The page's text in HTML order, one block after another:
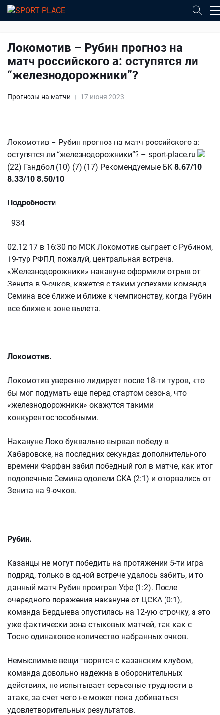
Локомотив – Рубин прогноз на
матч российского а: оступятся ли
“железнодорожники”?
Прогнозы на матчи 17 июня 2023
Локомотив – Рубин прогноз на матч российского а:
оступятся ли “железнодорожники”? – sport-place.ru
(22) Гандбол (10) (7) (17) Рекомендуемые БК 8.67/10
8.33/10 8.50/10
Подробности
934
02.12.17 в 16:30 по МСК Локомотив сыграет с Рубином,
19-тур РФПЛ, пожалуй, центральная встреча.
«Железнодорожники» накануне оформили отрыв от
Зенита в 9-очков, кажется с таким успехами команда
Семина все ближе и ближе к чемпионству, когда Рубин
все ближе к зоне вылета.
Локомотив.
Локомотив уверенно лидирует после 18-ти туров, кто
бы мог подумать еще перед стартом сезона, что
«железнодорожники» окажутся такими
конкурентоспособными.
Накануне Локо буквально вырвал победу в
Хабаровске, на последних секундах дополнительного
времени Фарфан забил победный гол в матче, как итог
подопечные Семина одолели СКА (2:1) и оторвались от
Зенита на 9-очков.
Рубин.
Казанцы не могут победить на протяжении 5-ти игра
подряд, только в одной встрече удалось забить, и то
данный матч Рубин проиграл Уфе (1:2). После
очередного поражения накануне от ЦСКА (0:1),
команда Бердыева опустилась на 12-ую строчку, а это
уже фактически зона стыковых матчей, так как с
Тосно одинаковое количество набранных очков.
Немыслимые вещи творятся с казанским клубом,
команда довольно надежна в оборонительных
действиях, но испытывает серьезные трудности в
атаке, за счет чего не может пока добиваться
удовлетворительных результатов.